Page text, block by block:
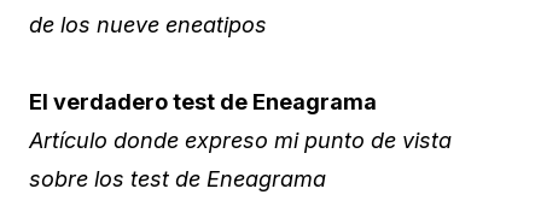
de los nueve eneatipos
El verdadero test de Eneagrama
Artículo donde expreso mi punto de vista
sobre los test de Eneagrama